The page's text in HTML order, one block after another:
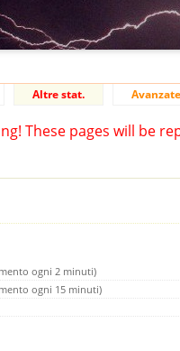
Altre stat. Avanzate
These pages will be
ogni 2 minuti)
ogni 15 minuti)